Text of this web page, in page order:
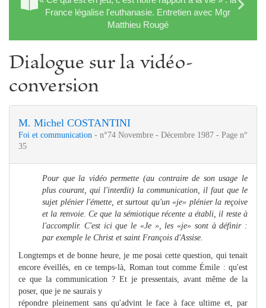
France légalise l'euthanasie. Entretien avec Mgr
Matthieu Rougé
Dialogue sur la vidéo-
conversion
M. Michel COSTANTINI
Foi et communication - n°74 Novembre - Décembre 1987 - Page n°
35
Pour que la vidéo permette (au contraire de son usage le
plus courant, qui l'interdit) la communication, il faut que le
sujet plénier l'émette, et surtout qu'un «je» plénier la reçoive
et la renvoie. Ce que la sémiotique récente a établi, il reste à
l'accomplir. C'est ici que le «Je », les «je» sont à définir :
par exemple le Christ et saint François d'Assise.
Longtemps et de bonne heure, je me posai cette question, qui tenait
encore éveillés, en ce temps-là, Roman tout comme Émile : qu'est
ce que la communication ? Et je pressentais, avant même de la
poser, que je ne saurais y
répondre pleinement sans qu'advint le face à face ultime et, par